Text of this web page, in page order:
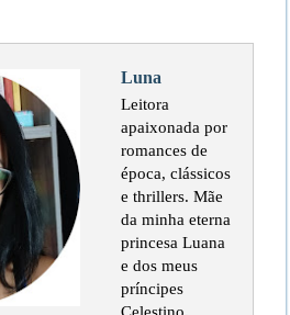
Luna
Leitora
apaixonada por
romances de
época, clássicos
e thrillers. Mãe
da minha eterna
princesa Luana
e dos meus
príncipes